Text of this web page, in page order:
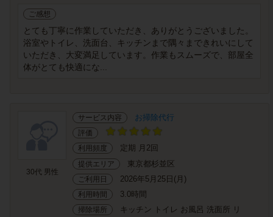
ご感想
とても丁寧に作業していただき、ありがとうございました。
浴室やトイレ、洗面台、キッチンまで隅々まできれいにして
いただき、大変満足しています。作業もスムーズで、部屋全
体がとても快適にな...
30代 男性
サービス内容 お掃除代行
評価
利用頻度
定期 月2回
提供エリア 東京都杉並区
ご利用日 2026年5月25日(月)
利用時間 3.0時間
掃除場所
キッチン トイレ お風呂 洗面所 リ